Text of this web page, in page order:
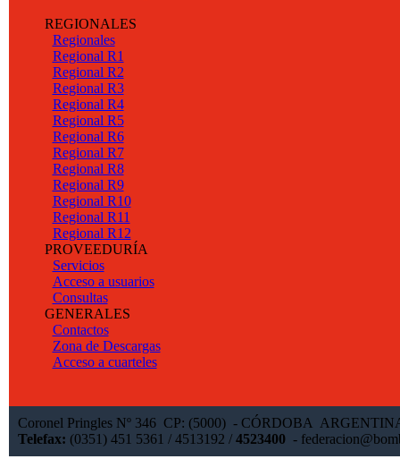
REGIONALES
Regionales
Regional R1
Regional R2
Regional R3
Regional R4
Regional R5
Regional R6
Regional R7
Regional R8
Regional R9
Regional R10
Regional R11
Regional R12
PROVEEDURÍA
Servicios
Acceso a usuarios
Consultas
GENERALES
Contactos
Zona de Descargas
Acceso a cuarteles
Coronel Pringles Nº 346 CP: (5000) - CÓRDOBA
Telefax: (0351) 451 5361 / 4513192 / 4523400-